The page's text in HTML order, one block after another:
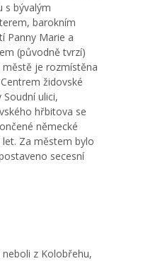
s bývalým
barokním
Panny Marie a
(původně tvrzí)
je rozmístěna
židovské
ulici,
hřbitova se
německé
Za městem bylo
secesní
neboli z Kolobřehu,